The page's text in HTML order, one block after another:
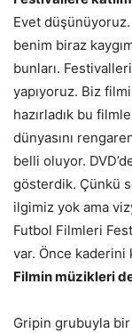
Evet düşünüyoruz.
benim biraz
bunları.
yapıyoruz. Biz
hazırladık bu
dünyasını
belli oluyor.
gösterdik. Çünkü
ilgimiz yok ama
Futbol Filmleri
var. Önce
Filmin müzikleri
Gripin grubuyla bir